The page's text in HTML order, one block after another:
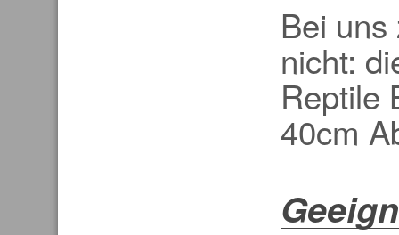
Bei
nicht:
Reptile
40cm